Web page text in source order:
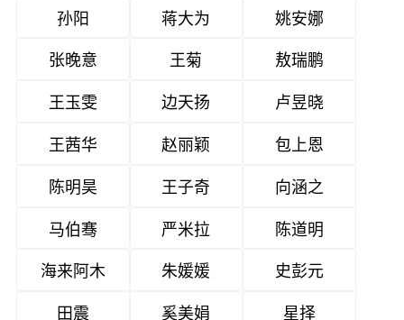
孙阳
蒋大为
姚安娜
张晚意
王菊
敖瑞鹏
王玉雯
边天扬
卢昱晓
王茜华
赵丽颖
包上恩
陈明昊
王子奇
向涵之
马伯骞
严米拉
陈道明
海来阿木
朱媛媛
史彭元
田震
奚美娟 星择